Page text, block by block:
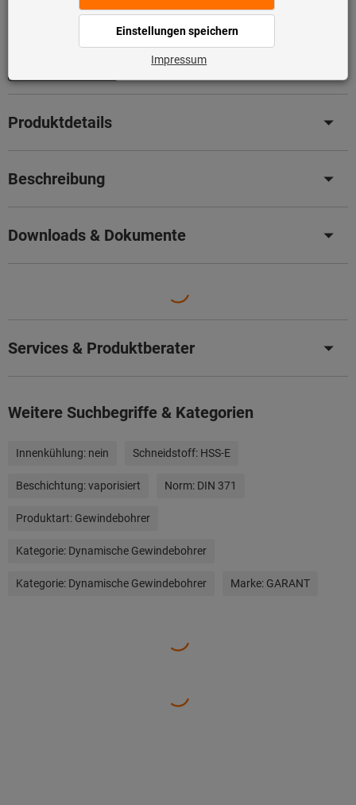
Artikel teilen
Produktdetails
Beschreibung
Downloads & Dokumente
Services & Produktberater
Weitere Suchbegriffe & Kategorien
Innenkühlung: nein Schneidstoff: HSS-E
Beschichtung:vaporisiert Norm: DIN 371
Produktart: Gewindebohrer
Kategorie: Dynamische Gewindebohrer
Kategorie: Dynamische Gewindebohrer Marke: GARANT